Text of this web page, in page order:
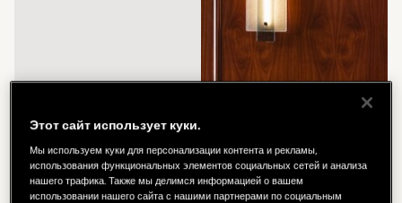
Этот сайт использует куки.
Мы используем куки для персонализации контента и рекламы,
использования функциональных элементов социальных сетей и анализа
нашего трафика. Также мы делимся информацией о вашем
использовании нашего сайта с нашими партнерами по социальным